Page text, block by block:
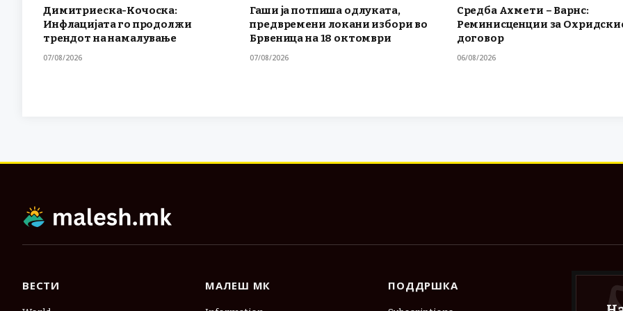
Димитриеска-Кочоска:
Инфлацијата го продолжи
трендот на намалување
07/08/2026
Гаши ја потпиша одлуката,
предвремени локани избори во
Брвеница на 18 октомври
07/08/2026
Средба Ахмети – Варнс:
Реминисценции за
договор
06/08/2026
ВЕСТИ МАЛЕШ МК ПОДДРШКА